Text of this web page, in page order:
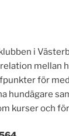
i
mellan
för
hundägare
kurser och